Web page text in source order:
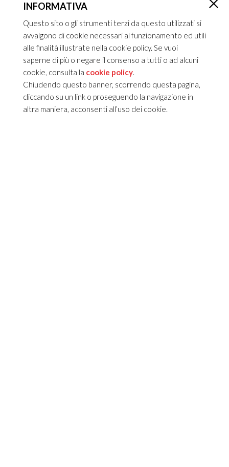
INFORMATIVA
Questo sito o gli strumenti terzi da questo utilizzati si
avvalgono di cookie necessari al funzionamento ed utili
alle finalità illustrate nella cookie policy. Se vuoi
saperne di più o negare il consenso a tutti o ad alcuni
cookie, consulta la cookie policy.
Chiudendo questo banner, scorrendo questa pagina,
cliccando su un link o proseguendo la navigazione in
altra maniera, acconsenti all’uso dei cookie.